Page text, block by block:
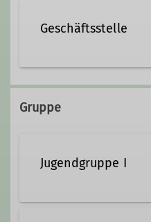
Geschäftsstelle
Kurze Straße
Gruppe
Jugendgruppe I